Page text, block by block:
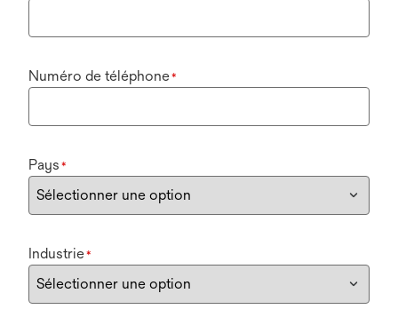
Numéro de téléphone*
Pays *
Industrie*